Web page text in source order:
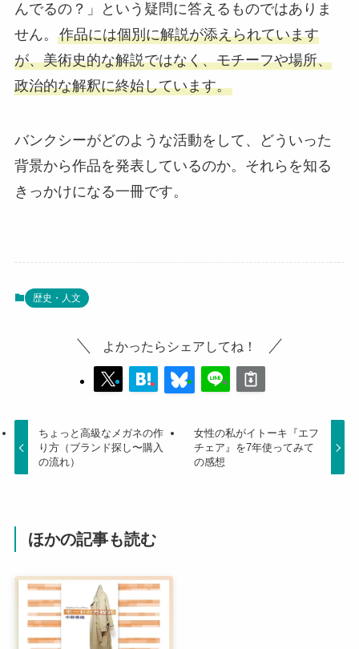
んでるの？」という疑問に答えるものではありま
せん。 作品には個別に解説が添えられています
が、美術史的な解説ではなく、モチーフや場所、
政治的な解釈に終始しています。
バンクシーがどのような活動をして、どういった
背景から作品を発表しているのか。それらを知る
きっかけになる一冊です。
歴史・人文
よかったらシェアしてね！
ちょっと高級なメガネの作
り方（ブランド探し〜購入
の流れ）
女性の私がイトーキ『エフ
チェア』を7年使ってみて
の感想
ほかの記事も読む